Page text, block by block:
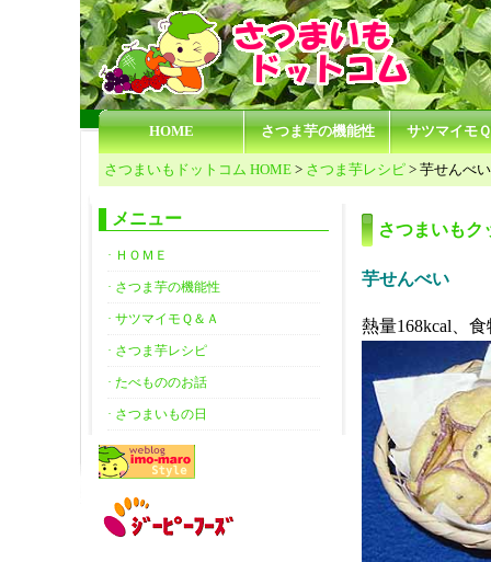
HOME さつま芋の機能性 サツマイモ
さつまいもドットコム HOME > さつま芋レシピ > 芋せんべい
さつまいもク
芋せんべい
熱量168kcal、
メニュー
· ＨＯＭＥ
· さつま芋の機能性
· サツマイモＱ＆Ａ
· さつま芋レシピ
· たべもののお話
· さつまいもの日